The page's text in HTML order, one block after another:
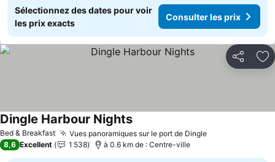
Sélectionnez des dates pour voir
les prix exacts
Consulter les prix
Partager
Bed & Breakfast Vues panoramiques sur le port de Dingle
Dingle Harbour Nights
8,6 Excellent 1 538 à 0.6 km de : Centre-ville